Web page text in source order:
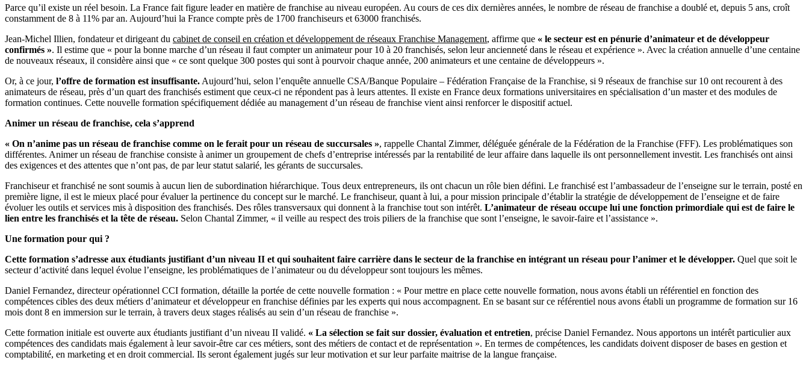
Parce qu’il existe un réel besoin. La France fait figure leader en matière de franchise au niveau européen. Au cours de ces dix dernières années, le nombre de réseau de franchise a doublé et, depuis 5 ans, croît
constamment de 8 à 11% par an. Aujourd’hui la France compte près de 1700 franchiseurs et 63000 franchisés.
Jean-Michel Illien, fondateur et dirigeant du cabinet de conseil en création et développement de réseaux Franchise Management, affirme que « le secteur est en pénurie d’animateur et de développeur
confirmés ». Il estime que « pour la bonne marche d’un réseau il faut compter un animateur pour 10 à 20 franchisés, selon leur ancienneté dans le réseau et expérience ». Avec la création annuelle d’une centaine
de nouveaux réseaux, il considère ainsi que « ce sont quelque 300 postes qui sont à pourvoir chaque année, 200 animateurs et une centaine de développeurs ».
Or, à ce jour, l’offre de formation est insuffisante.Aujourd’hui, selon l’enquête annuelle CSA/Banque Populaire – Fédération Française de la Franchise, si 9 réseaux de franchise sur 10 ont recourent à des
animateurs de réseau, près d’un quart des franchisés estiment que ceux-ci ne répondent pas à leurs attentes. Il existe en France deux formations universitaires en spécialisation d’un master et des modules de
formation continues. Cette nouvelle formation spécifiquement dédiée au management d’un réseau de franchise vient ainsi renforcer le dispositif actuel.
Animer un réseau de franchise, cela s’apprend
« On n’anime pas un réseau de franchise comme on le ferait pour un réseau de succursales », rappelle Chantal Zimmer, déléguée générale de la Fédération de la Franchise (FFF). Les problématiques son
différentes. Animer un réseau de franchise consiste à animer un groupement de chefs d’entreprise intéressés par la rentabilité de leur affaire dans laquelle ils ont personnellement investit. Les franchisés ont ainsi
des exigences et des attentes que n’ont pas, de par leur statut salarié, les gérants de succursales.
Franchiseur et franchisé ne sont soumis à aucun lien de subordination hiérarchique. Tous deux entrepreneurs, ils ont chacun un rôle bien défini. Le franchisé est l’ambassadeur de l’enseigne sur le terrain, posté en
première ligne, il est le mieux placé pour évaluer la pertinence du concept sur le marché. Le franchiseur, quant à lui, a pour mission principale d’établir la stratégie de développement de l’enseigne et de faire
évoluer les outils et services mis à disposition des franchisés. Des rôles transversaux qui donnent à la franchise tout son intérêt. L’animateur de réseau occupe lui une fonction primordiale qui est de faire le
lien entre les franchisés et la tête de réseau. Selon Chantal Zimmer, « il veille au respect des trois piliers de la franchise que sont l’enseigne, le savoir-faire et l’assistance ».
Une formation pour qui ?
Cette formation s’adresse aux étudiants justifiant d’un niveau II et qui souhaitent faire carrière dans le secteur de la franchise en intégrant un réseau pour l’animer et le développer. Quel que soit le
secteur d’activité dans lequel évolue l’enseigne, les problématiques de l’animateur ou du développeur sont toujours les mêmes.
Daniel Fernandez, directeur opérationnel CCI formation, détaille la portée de cette nouvelle formation : « Pour mettre en place cette nouvelle formation, nous avons établi un référentiel en fonction des
compétences cibles des deux métiers d’animateur et développeur en franchise définies par les experts qui nous accompagnent. En se basant sur ce référentiel nous avons établi un programme de formation sur 16
mois dont 8 en immersion sur le terrain, à travers deux stages réalisés au sein d’un réseau de franchise ».
Cette formation initiale est ouverte aux étudiants justifiant d’un niveau II validé. « La sélection se fait sur dossier, évaluation et entretien, précise Daniel Fernandez. Nous apportons un intérêt particulier aux
compétences des candidats mais également à leur savoir-être car ces métiers, sont des métiers de contact et de représentation ». En termes de compétences, les candidats doivent disposer de bases en gestion et
comptabilité, en marketing et en droit commercial. Ils seront également jugés sur leur motivation et sur leur parfaite maitrise de la langue française.